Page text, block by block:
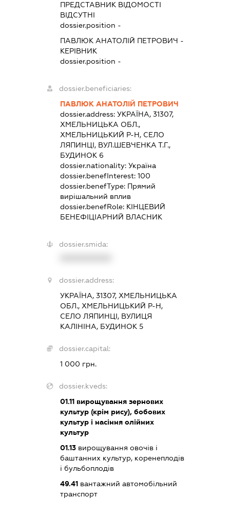
ПРЕДСТАВНИКВІДОМОСТІ
ВІДСУТНІ
dossier.position -
ПАВЛЮК АНАТОЛІЙ ПЕТРОВИЧ -
КЕРІВНИК
dossier.position -
dossier.beneficiaries:
ПАВЛЮК АНАТОЛІЙ ПЕТРОВИЧ
dossier.address: УКРАЇНА, 31307,
ХМЕЛЬНИЦЬКА ОБЛ.,
ХМЕЛЬНИЦЬКИЙ Р-Н, СЕЛО
ЛЯПИНЦІ, ВУЛ.ШЕВЧЕНКА Т.Г.,
БУДИНОК 6
dossier.nationality: Україна
dossier.benefInterest: 100
dossier.benefType: Прямий
вирішальний вплив
dossier.benefRole: КІНЦЕВИЙ
БЕНЕФІЦІАРНИЙ ВЛАСНИК
dossier.smida:
dossier.address:
УКРАЇНА, 31307, ХМЕЛЬНИЦЬКА
ОБЛ., ХМЕЛЬНИЦЬКИЙ Р-Н,
СЕЛО ЛЯПИНЦІ, ВУЛИЦЯ
КАЛІНІНА, БУДИНОК 5
dossier.capital:
1 000 грн.
dossier.kveds:
01.11вирощування зернових
культур (крім рису), бобових
культур і насіння олійних
культур
01.13вирощування овочів і
баштанних культур, коренеплодів
і бульбоплодів
49.41вантажний автомобільний
транспорт